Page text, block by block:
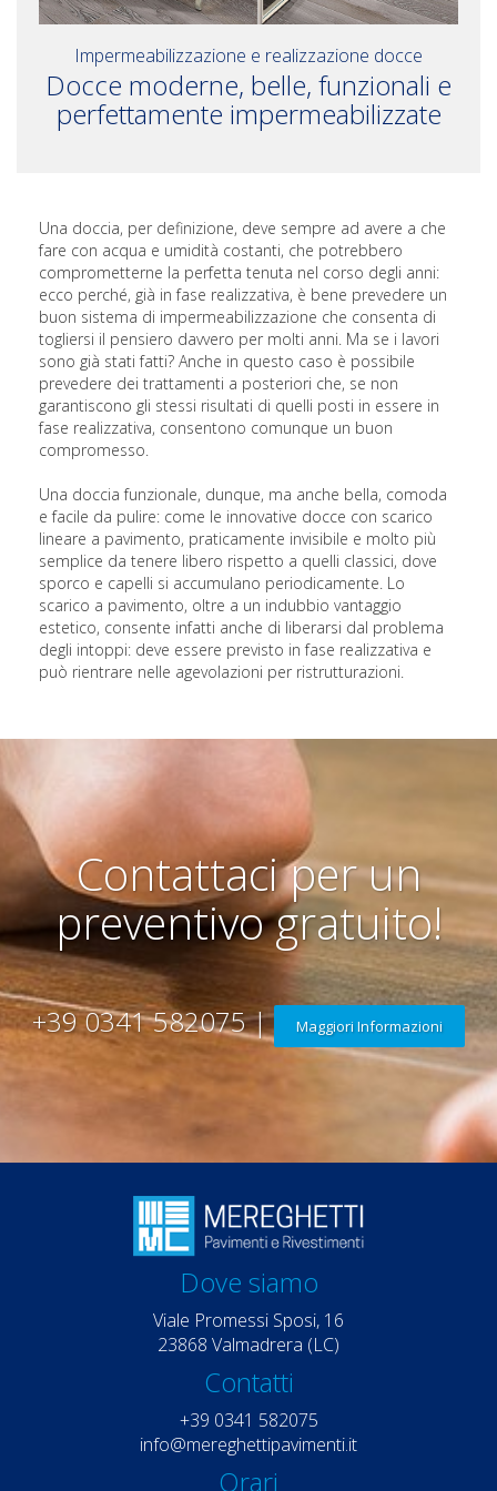
Impermeabilizzazione e realizzazione docce
Docce moderne, belle, funzionali e
perfettamente impermeabilizzate
Una doccia, per definizione, deve sempre ad avere a che
fare con acqua e umidità costanti, che potrebbero
comprometterne la perfetta tenuta nel corso degli anni:
ecco perché, già in fase realizzativa, è bene prevedere un
buon sistema di impermeabilizzazione che consenta di
togliersi il pensiero davvero per molti anni. Ma se i lavori
sono già stati fatti? Anche in questo caso è possibile
prevedere dei trattamenti a posteriori che, se non
garantiscono gli stessi risultati di quelli posti in essere in
fase realizzativa, consentono comunque un buon
compromesso.
Una doccia funzionale, dunque, ma anche bella, comoda
e facile da pulire: come le innovative docce con scarico
lineare a pavimento, praticamente invisibile e molto più
semplice da tenere libero rispetto a quelli classici, dove
sporco e capelli si accumulano periodicamente. Lo
scarico a pavimento, oltre a un indubbio vantaggio
estetico, consente infatti anche di liberarsi dal problema
degli intoppi: deve essere previsto in fase realizzativa e
può rientrare nelle agevolazioni per ristrutturazioni.
Contattaci per un
preventivo gratuito!
+39 0341 582075 | Maggiori Informazioni
Dove siamo
Viale Promessi Sposi, 16
23868 Valmadrera (LC)
Contatti
+39 0341 582075
info@mereghettipavimenti.it
Orari